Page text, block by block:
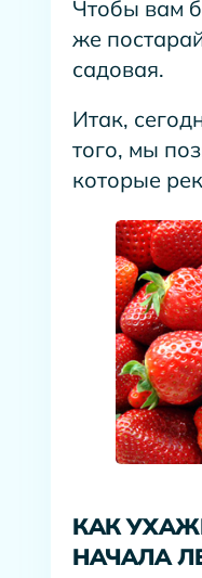
Чтобы вам
же
садовая.
Итак,
того, мы
которые
КАК
НАЧАЛА